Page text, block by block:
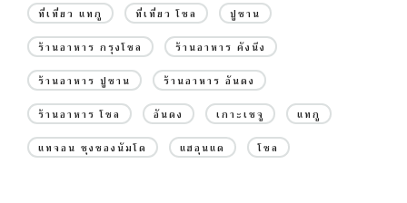
ที่เที่ยว แทกู ที่เที่ยว โซล ปูซาน
ร้านอาหาร กรุงโซล ร้านอาหาร คังนึง
ร้านอาหาร ปูซาน ร้านอาหาร อันดง
ร้านอาหาร โซล อันดง เกาะเชจู แทกู
แทจอน ชุงชองนัมโด แฮอุนแด โซล